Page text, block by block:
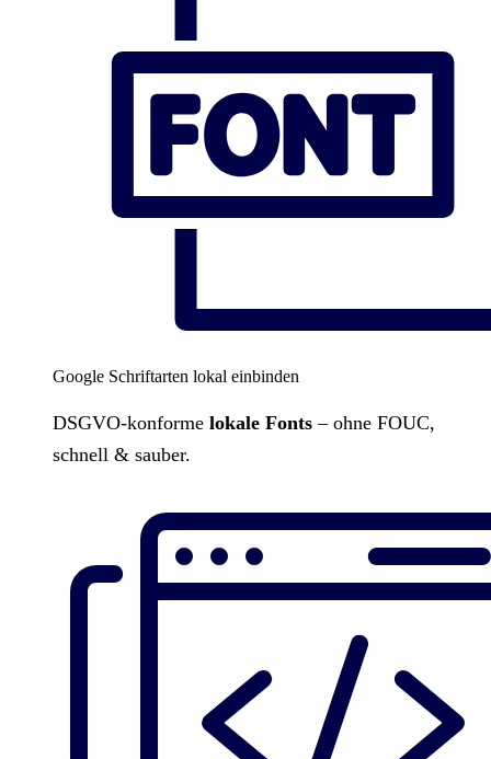
Google Schriftarten lokal einbinden
DSGVO-konforme lokale Fonts – ohne FOUC,
schnell & sauber.